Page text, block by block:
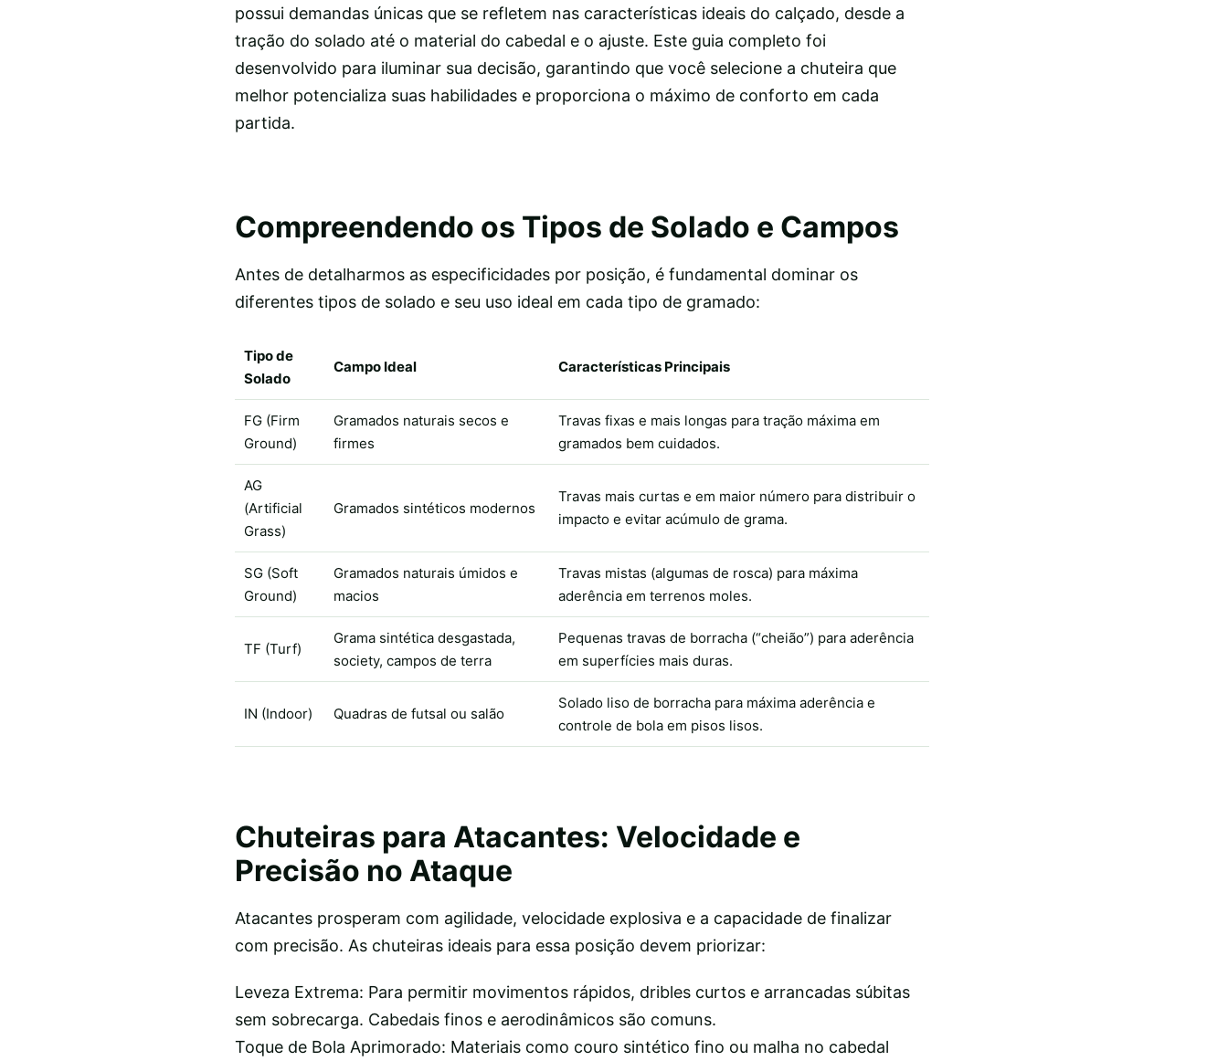
possui demandas únicas que se refletem nas características ideais do calçado, desde a
tração do solado até o material do cabedal e o ajuste. Este guia completo foi
desenvolvido para iluminar sua decisão, garantindo que você selecione a chuteira que
melhor potencializa suas habilidades e proporciona o máximo de conforto em cada
partida.
Compreendendo os Tipos de Solado e Campos
Antes de detalharmos as especificidades por posição, é fundamental dominar os
diferentes tipos de solado e seu uso ideal em cada tipo de gramado:
Tipo de
Solado
Campo Ideal Características Principais
FG (Firm
Ground)
Gramados naturais secos e
firmes
Travas fixas e mais longas para tração máxima em
gramados bem cuidados.
AG
(Artificial
Grass)
Gramados sintéticos modernos
Travas mais curtas e em maior número para distribuir o
impacto e evitar acúmulo de grama.
SG (Soft
Ground)
Gramados naturais úmidos e
macios
Travas mistas (algumas de rosca) para máxima
aderência em terrenos moles.
TF (Turf)
Grama sintética desgastada,
society, campos de terra
Pequenas travas de borracha (“cheião”) para aderência
em superfícies mais duras.
IN (Indoor) Quadras de futsal ou salão
Solado liso de borracha para máxima aderência e
controle de bola em pisos lisos.
Chuteiras para Atacantes: Velocidade e
Precisão no Ataque
Atacantes prosperam com agilidade, velocidade explosiva e a capacidade de finalizar
com precisão. As chuteiras ideais para essa posição devem priorizar:
Leveza Extrema: Para permitir movimentos rápidos, dribles curtos e arrancadas súbitas
sem sobrecarga. Cabedais finos e aerodinâmicos são comuns.
Toque de Bola Aprimorado: Materiais como couro sintético fino ou malha no cabedal